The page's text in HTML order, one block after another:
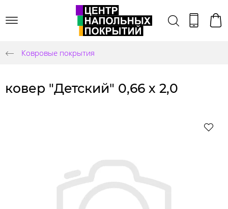
Ковровые покрытия
ковер "Детский" 0,66 х 2,0